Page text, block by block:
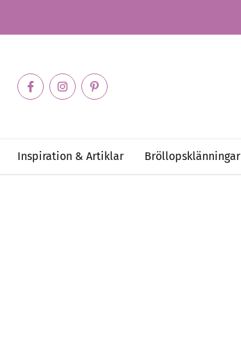
Inspiration & Artiklar Bröllopsklänningar